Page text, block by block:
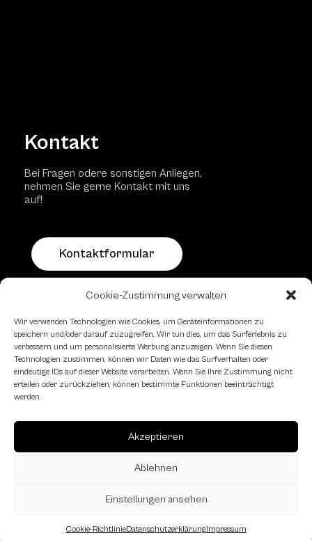
Cookie-Zustimmung verwalten
Wir verwenden Technologien wie Cookies, um Geräteinformationen zu
speichern und/oder darauf zuzugreifen. Wir tun dies, um das Surferlebnis zu
verbessern und um personalisierte Werbung anzuzeigen. Wenn Sie diesen
Technologien zustimmen, können wir Daten wie das Surfverhalten oder
eindeutige IDs auf dieser Website verarbeiten. Wenn Sie Ihre Zustimmung nicht
erteilen oder zurückziehen, können bestimmte Funktionen beeinträchtigt
werden.
Akzeptieren
Ablehnen
Einstellungen ansehen
Cookie-RichtlinieDatenschutzerklärungImpressum
Kontakt
Bei Fragen odere sonstigen Anliegen,
nehmen Sie gerne Kontakt mit uns
auf!
Kontaktformular
Schachfreundliche Lokale